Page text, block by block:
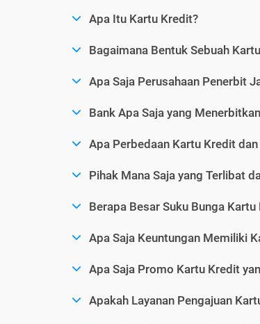
Apa Itu Kartu Kredit?
Bagaimana Bentuk Sebuah
Apa Saja Perusahaan Penerbit
Bank Apa Saja yang
Apa Perbedaan Kartu Kredit
Pihak Mana Saja yang Terlibat
Berapa Besar Suku Bunga
Apa Saja Keuntungan Memiliki
Apa Saja Promo Kartu Kredit
Apakah Layanan Pengajuan